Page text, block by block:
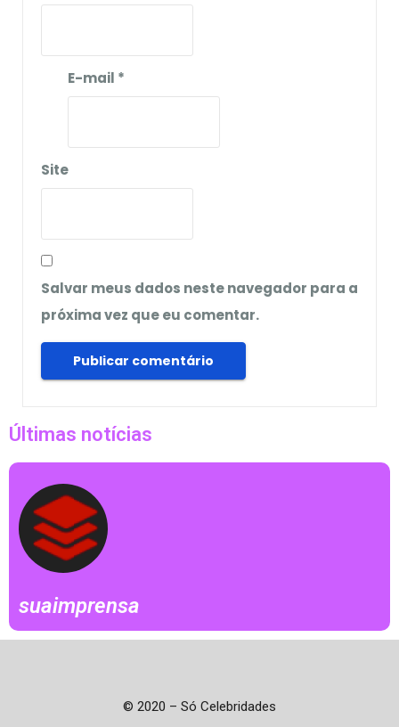
E-mail *
Site
Salvar meus dados neste navegador para a
próxima vez que eu comentar.
Últimas notícias
suaimprensa
© 2020 – Só Celebridades